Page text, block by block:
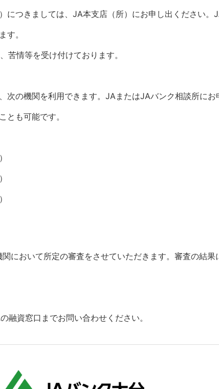
につきましては、JA本支店（所）にお申し出ください
す。
情等を受け付けております。
の機関を利用できます。JAまたはJAバンク相談所にお
とも可能です。
において所定の審査をさせていただきます。審査の結
資窓口までお問い合わせください。